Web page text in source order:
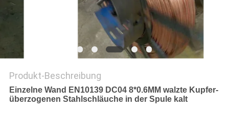
Produkt-Beschreibung
Einzelne Wand EN10139 DC04 8*0.6MM walzte Kupfer-
überzogenen Stahlschläuche in der Spule kalt